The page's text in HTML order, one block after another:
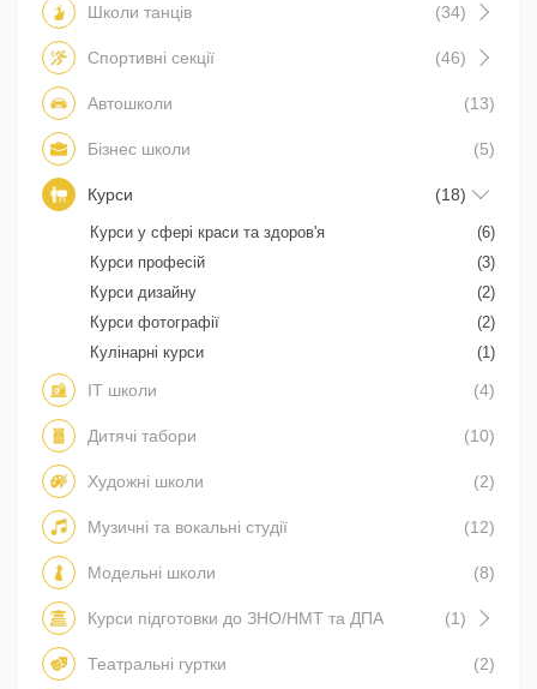
Школи танців (34)
Спортивні секції (46)
Автошколи (13)
Бізнес школи (5)
Курси (18)
Курси у сфері краси та здоров'я
(6)
Курси професій
(3)
Курси дизайну
(2)
Курси фотографії
(2)
Кулінарні курси
(1)
IT школи (4)
Дитячі табори (10)
Художні школи (2)
Музичні та вокальні студії (12)
Модельні школи (8)
Курси підготовки до ЗНО/НМТ та ДПА (1)
Театральні гуртки (2)